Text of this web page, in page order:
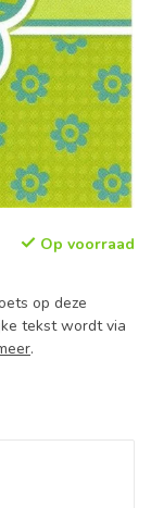
Op voorraad
op deze
tekst wordt via
.